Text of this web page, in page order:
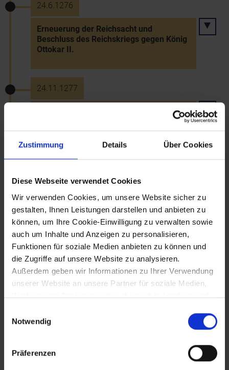
Zustimmung Details Über Cookies
Diese Webseite verwendet Cookies
Wir verwenden Cookies, um unsere Website sicher zu
gestalten, Ihnen Leistungen darstellen und anbieten zu
können, um Ihre Cookie-Einwilligung zu verwalten sowie
auch um Inhalte und Anzeigen zu personalisieren,
Funktionen für soziale Medien anbieten zu können und
die Zugriffe auf unsere Website zu analysieren.
Außerdem geben wir Informationen zu Ihrer Verwendung
unserer Website an unsere Partner für soziale Medien,
Werbung und Analysen weiter, die auch in Ländern sind,
gegeben ist, und in denen Sie Ihre Rechte uU nicht
effektiv durchsetzen können. Unsere Partner führen
diese Informationen möglicherweise mit weiteren Daten
zusammen, die Sie ihnen bereitgestellt haben oder die
Notwendig
Präferenzen
24.6.1276
Erneuerung der Reichsacht und
Beschluss des Reichskriegs gegen König
Ottokar II.
24.11.1277
Mautern, Zeiselmauer und Königstetten
Schlacht bei Dürnkrut und Jedenspeigen:
Sieg König Rudolfs I. - Tod König
Ottokars II.
31.8.1280
Gründung des Dominikanerinnenklosters
in Tulln durch König Rudolf I.
27.12.1282
König Rudolf I. belehnt seine Söhne